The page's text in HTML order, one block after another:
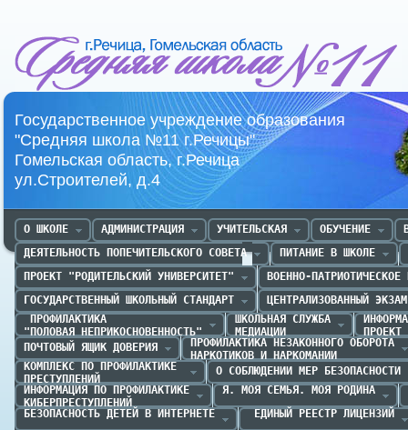
Средняя школа №11 г.Речица
Государственное учреждение образования
"Средняя школа №11 г.Речицы"
Гомельская область, г.Речица
ул.Строителей, д.4
О ШКОЛЕ АДМИНИСТРАЦИЯ УЧИТЕЛЬСКАЯ ОБУЧЕНИЕ
ДЕЯТЕЛЬНОСТЬ ПОПЕЧИТЕЛЬСКОГО СОВЕТА
ПИТАНИЕ В ШКОЛЕ
ПРОЕКТ "РОДИТЕЛЬСКИЙ УНИВЕРСИТЕТ"
ВОЕННО-ПАТРИОТИЧЕСКОЕ
ГОСУДАРСТВЕННЫЙ ШКОЛЬНЫЙ СТАНДАРТ
ЦЕНТРАЛИЗОВАННЫЙ
ПРОФИЛАКТИКА
"ПОЛОВАЯ НЕПРИКОСНОВЕННОСТЬ"
ШКОЛЬНАЯ СЛУЖБА
МЕДИАЦИИ
ПОЧТОВЫЙ ЯЩИК ДОВЕРИЯ
ПРОФИЛАКТИКА НЕЗАКОННОГО ОБОРОТА
НАРКОТИКОВ И НАРКОМАНИИ
КОМПЛЕКС ПО ПРОФИЛАКТИКЕ
ПРЕСТУПЛЕНИЙ
О СОБЛЮДЕНИИ МЕР БЕЗОПАСНОСТИ
ИНФОРМАЦИЯ ПО ПРОФИЛАКТИКЕ
КИБЕРПРЕСТУПЛЕНИЙ
Я. МОЯ СЕМЬЯ. МОЯ РОДИНА
БЕЗОПАСНОСТЬ ДЕТЕЙ В ИНТЕРНЕТЕ
ЕДИНЫЙ РЕЕСТР ЛИЦЕНЗИЙ